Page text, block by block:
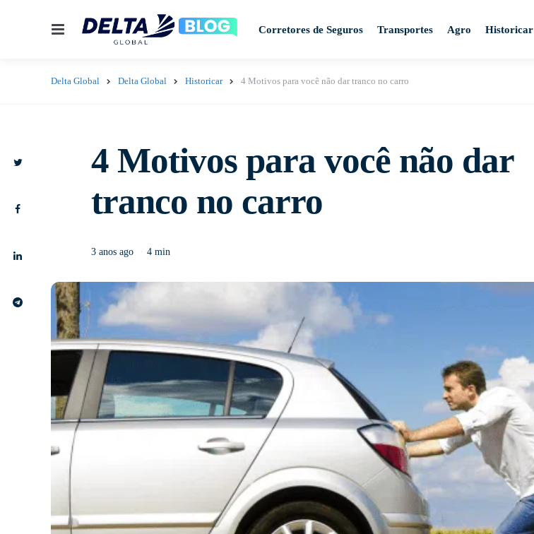
Menu Corretores de Seguros Transportes Agro Historicar
Delta Global Delta Global Historicar 4 Motivos para você não dar tranco no carro
4 Motivos para você não dar
tranco no carro
3 anos ago 4 min